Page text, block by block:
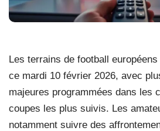
Les terrains de football européens
ce mardi 10 février 2026, avec
majeures programmées dans les
coupes les plus suivis. Les
notamment suivre des